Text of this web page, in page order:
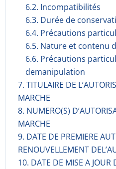
6.2. Incompati­bilités
6.3. Durée de
6.4. Précautions
6.5. Nature et contenu
6.6. Précautions
demanipulation
7. TITULAIRE DE
MARCHE
8. NUMERO(S)
MARCHE
9. DATE DE PREMIERE
RENOUVELLEMENT
10. DATE DE MISE A JOUR